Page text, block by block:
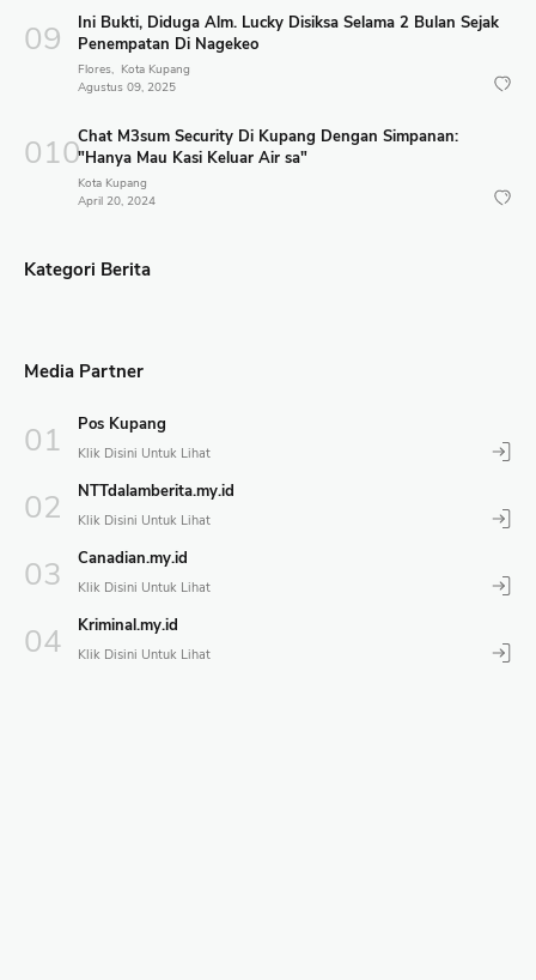
Ini Bukti, Diduga Alm. Lucky Disiksa Selama 2 Bulan Sejak
Penempatan Di Nagekeo
Flores
Kota Kupang
Agustus 09, 2025
Chat M3sum Security Di Kupang Dengan Simpanan:
"Hanya Mau Kasi Keluar Air sa"
Kota Kupang
April 20, 2024
Kategori Berita
Media Partner
Pos Kupang
NTTdalamberita.my.id
Canadian.my.id
Kriminal.my.id